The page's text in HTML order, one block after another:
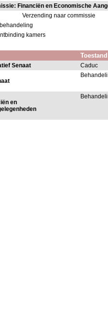
Financiën en Economische
Verzending naar commissie
kamers
Toestand
Senaat Caduc
en